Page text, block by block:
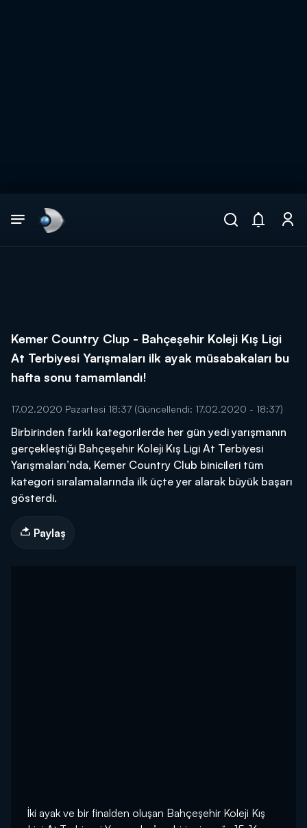
Kemer Country Clup - Bahçeşehir Koleji Kış Ligi
At Terbiyesi Yarışmaları ilk ayak müsabakaları bu
hafta sonu tamamlandı!
17.02.2020 Pazartesi 18:37 (Güncellendi: 17.02.2020 - 18:37)
Birbirinden farklı kategorilerde her gün yedi yarışmanın
gerçekleştiği Bahçeşehir Koleji Kış Ligi At Terbiyesi
Yarışmaları’nda, Kemer Country Club binicileri tüm
kategori sıralamalarında ilk üçte yer alarak büyük başarı
gösterdi.
Paylaş
İki ayak ve bir finalden oluşan Bahçeşehir Koleji Kış